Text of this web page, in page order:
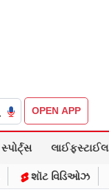
OPEN APP
સ્પોર્ટ્સ લાઈફસ્ટાઈલ
શૉટ વિડિઓઝ